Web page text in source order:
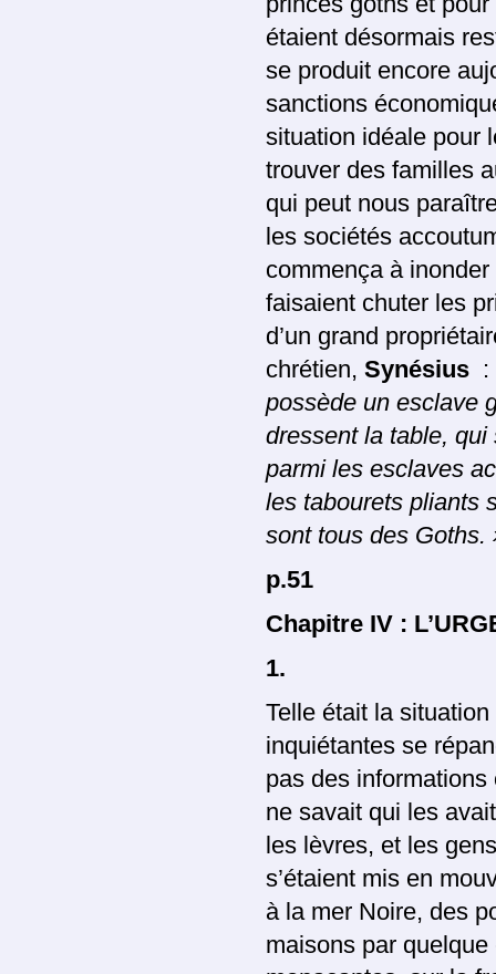
étaient désormais
se produit encore
sanctions
situation idéale pour
trouver des familles
qui peut nous
les sociétés
commença à inonder
faisaient chuter les
d’un grand
chrétien, Synésius :
possède un esclave
dressent la table, qui
parmi les esclaves
les tabourets pliants
sont tous des Goths.
p.51
Chapitre IV :
1.
Telle était la
inquiétantes se
pas des informations
ne savait qui les
les lèvres, et les
s’étaient mis en
à la mer Noire, des
maisons par